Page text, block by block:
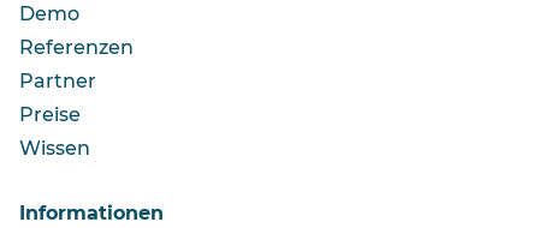
Demo
Referenzen
Partner
Preise
Wissen
Informationen